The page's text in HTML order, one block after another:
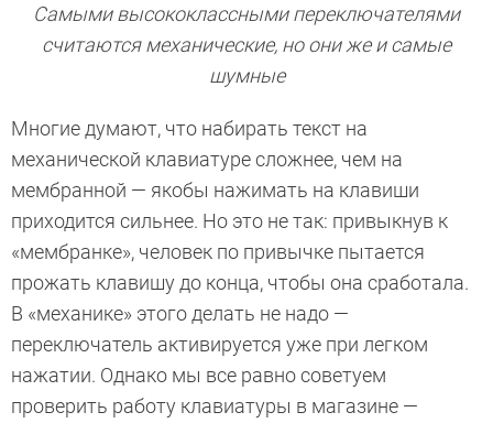
Самыми высококлассными переключателями
считаются механические, но они же и самые
шумные
Многие думают, что набирать текст на
механической клавиатуре сложнее, чем на
мембранной — якобы нажимать на клавиши
приходится сильнее. Но это не так: привыкнув к
«мембранке», человек по привычке пытается
прожать клавишу до конца, чтобы она сработала.
В «механике» этого делать не надо —
переключатель активируется уже при легком
нажатии. Однако мы все равно советуем
проверить работу клавиатуры в магазине —